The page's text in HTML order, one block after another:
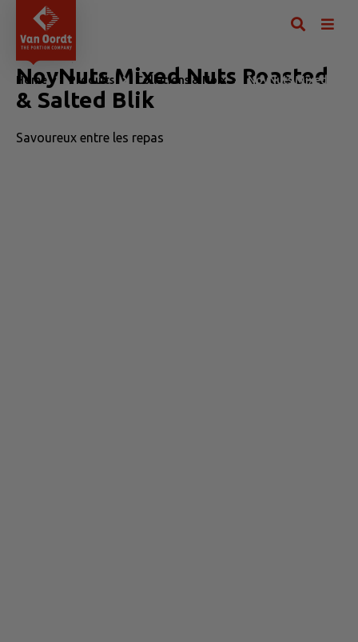
Home Produits Collations & Noix NoyNuts Mixed
NoyNuts Mixed Nuts Roasted
& Salted Blik
Savoureux entre les repas